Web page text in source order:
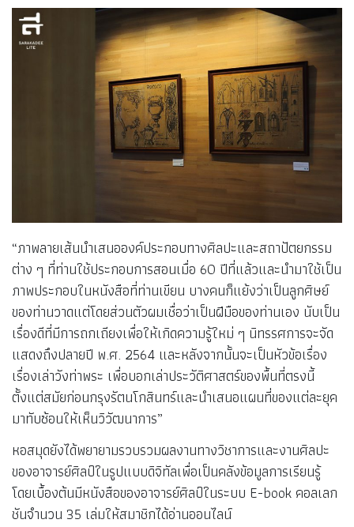
“ภาพลายเส้นนำเสนอองค์ประกอบทางศิลปะและสถาปัตยกรรม
ต่าง ๆ ที่ท่านใช้ประกอบการสอนเมื่อ 60 ปีที่แล้วและนำมาใช้เป็น
ภาพประกอบในหนังสือที่ท่านเขียน บางคนก็แย้งว่าเป็นลูกศิษย์
ของท่านวาดแต่โดยส่วนตัวผมเชื่อว่าเป็นฝีมือของท่านเอง นับเป็น
เรื่องดีที่มีการถกเถียงเพื่อให้เกิดความรู้ใหม่ ๆ นิทรรศการจะจัด
แสดงถึงปลายปี พ.ศ. 2564 และหลังจากนั้นจะเป็นหัวข้อเรื่อง
เรื่องเล่าวังท่าพระ เพื่อบอกเล่าประวัติศาสตร์ของพื้นที่ตรงนี้
ตั้งแต่สมัยก่อนกรุงรัตนโกสินทร์และนำเสนอแผนที่ของแต่ละยุค
มาทับซ้อนให้เห็นวิวัฒนาการ”
หอสมุดยังได้พยายามรวบรวมผลงานทางวิชาการและงานศิลปะ
ของอาจารย์ศิลป์ในรูปแบบดิจิทัลเพื่อเป็นคลังข้อมูลการเรียนรู้
โดยเบื้องต้นมีหนังสือของอาจารย์ศิลป์ในระบบ E-book คอลเลก
ชันจำนวน 35 เล่มให้สมาชิกได้อ่านออนไลน์